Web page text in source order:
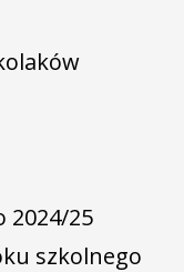
2024/25
szkolnego